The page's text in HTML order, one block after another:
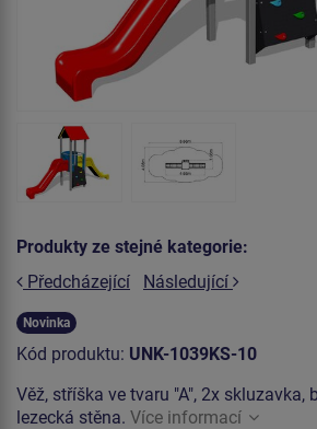
Produkty ze stejné kategorie:
Předcházející
Následující
Novinka
Kód produktu: UNK-1039KS-10
Věž, stříška ve tvaru "A", 2x skluzavka,
lezecká stěna. Více informací